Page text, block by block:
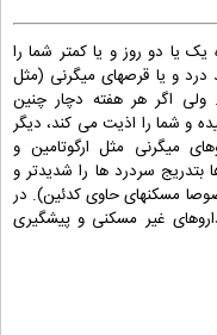
یک یا دو روز و یا کمتر شما را
و یا قرصهای میگرنی (مثل
ولی اگر هر هفته دچار چنین
و شما را اذیت می کند، دیگر
میگرنی مثل ارگوتامین و
بتدریج سردرد ها را شدیدتر و
مسکنهای حاوی کدئین). در
غیر مسکنی و پیشگیری